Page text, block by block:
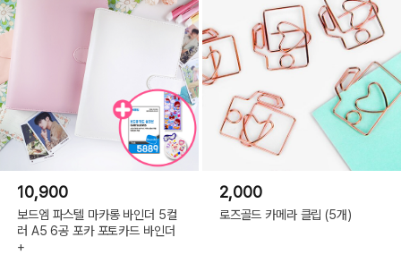
10,900
보드엠 파스텔 마카롱 바인더 5컬
러 A5 6공 포카 포토카드 바인더
+
2,000
로즈골드 카메라 클립 (5개)